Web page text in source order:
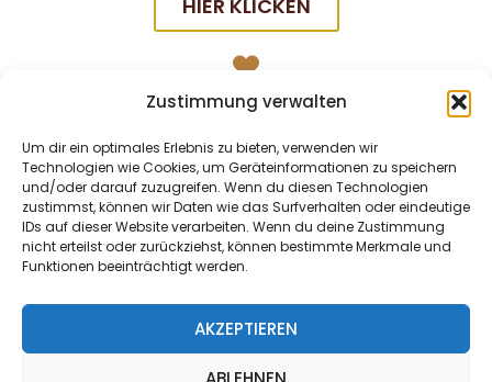
Zustimmung verwalten
Um dir ein optimales Erlebnis zu bieten, verwenden wir
Technologien wie Cookies, um Geräteinformationen zu speichern
und/oder darauf zuzugreifen. Wenn du diesen Technologien
zustimmst, können wir Daten wie das Surfverhalten oder eindeutige
IDs auf dieser Website verarbeiten. Wenn du deine Zustimmung
nicht erteilst oder zurückziehst, können bestimmte Merkmale und
Funktionen beeinträchtigt werden.
AKZEPTIEREN
HIER KLICKEN
SOCIAL